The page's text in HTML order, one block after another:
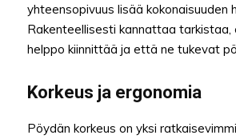
yhteensopivuus lisää kokonaisuuden
Rakenteellisesti kannattaa
helppo kiinnittää ja että ne tukevat
Korkeus ja ergonomia
Pöydän korkeus on yksi